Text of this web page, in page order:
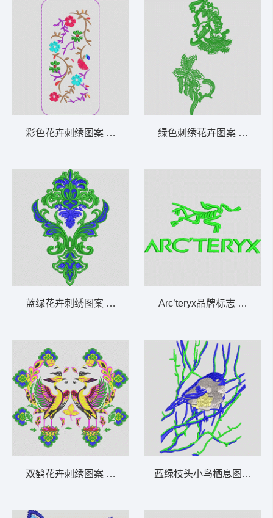
彩色花卉刺绣图案 手机壳
蓝绿花卉刺绣图案 抱枕
双鹤花卉刺绣图案 丹顶鹤仙鹤鸟吉祥
绿色刺绣花卉图案 水溶
Arc’teryx品牌标志 变色龙
蓝绿枝头小鸟栖息图 鸟语